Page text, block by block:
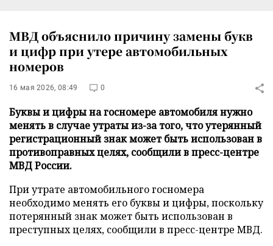
МВД объяснило причину замены букв
и цифр при утере автомобильных
номеров
16 мая 2026, 08:49 0
Буквы и цифры на госномере автомобиля нужно
менять в случае утраты из-за того, что утерянный
регистрационный знак может быть использован в
противоправных целях, сообщили в пресс-центре
МВД России.
При утрате автомобильного госномера
необходимо менять его буквы и цифры, поскольку
потерянный знак может быть использован в
преступных целях, сообщили в пресс-центре МВД.